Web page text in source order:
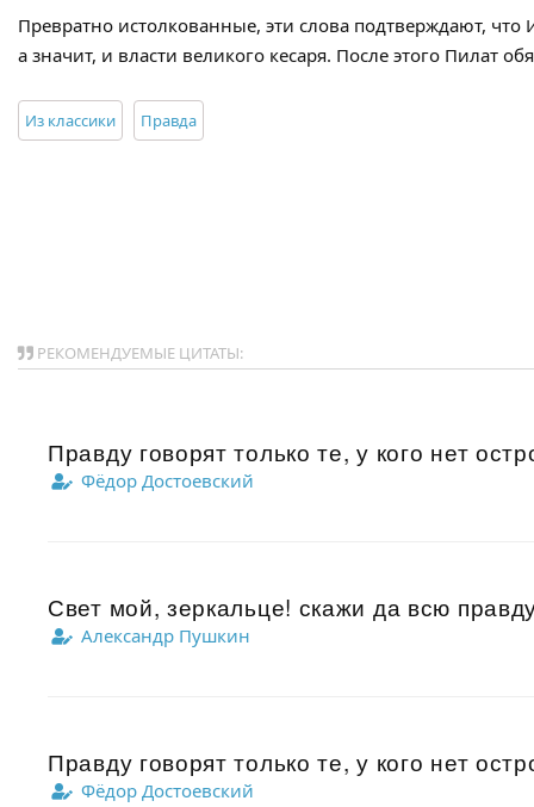
Превратно истолкованные, эти слова подтверждают, что
а значит, и власти великого кесаря. После этого Пилат
Из классики Правда
РЕКОМЕНДУЕМЫЕ ЦИТАТЫ:
Правду говорят только те, у кого нет
Фёдор Достоевский
Свет мой, зеркальце! скажи да всю
Александр Пушкин
Правду говорят только те, у кого нет
Фёдор Достоевский